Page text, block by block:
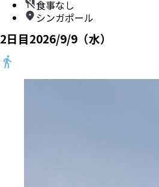
食事なし
シンガポール
2日目2026/9/9（水）